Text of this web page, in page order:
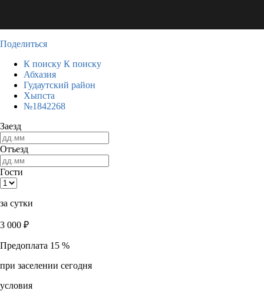
Поделиться
К поиску К поиску
Абхазия
Гудаутский район
Хыпста
№1842268
Заезд
Отъезд
Гости
за сутки
3 000 ₽
Предоплата 15 %
при заселении сегодня
условия